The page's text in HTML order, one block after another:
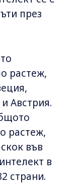
през
растеж,
Австрия.
растеж,
във
в
страни.